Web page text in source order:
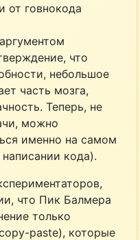
от говнокода
что
небольшое
часть мозга,
Теперь, не
можно
именно на самом
кода).
что Пик Балмера
только
paste), которые